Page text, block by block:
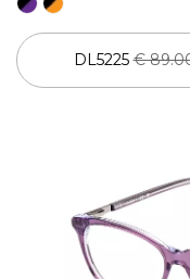
DL5225€